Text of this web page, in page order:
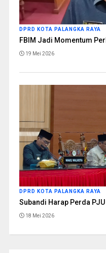
DPRD KOTA PALANGKA RAYA
FBIM Jadi Momentum
19 Mei 2026
DPRD KOTA PALANGKA RAYA
Subandi Harap Perda
18 Mei 2026